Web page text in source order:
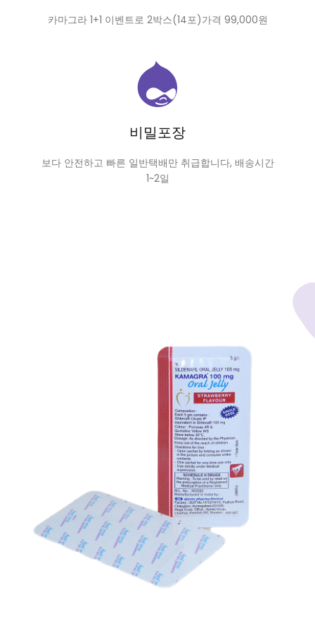
카마그라 1+1 이벤트로 2박스(14포)가격 99,000원
비밀포장
보다 안전하고 빠른 일반택배만 취급합니다, 배송시간
1~2일